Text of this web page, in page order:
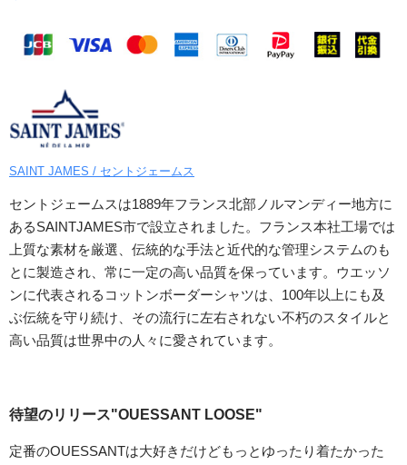
SAINT JAMES / セントジェームス
セントジェームスは1889年フランス北部ノルマンディー地方に
あるSAINTJAMES市で設立されました。フランス本社工場では
上質な素材を厳選、伝統的な手法と近代的な管理システムのも
とに製造され、常に一定の高い品質を保っています。ウエッソ
ンに代表されるコットンボーダーシャツは、100年以上にも及
ぶ伝統を守り続け、その流行に左右されない不朽のスタイルと
高い品質は世界中の人々に愛されています。
待望のリリース"OUESSANT LOOSE"
定番のOUESSANTは大好きだけどもっとゆったり着たかった